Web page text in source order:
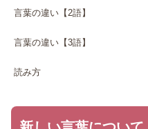
言葉の違い【2語】
言葉の違い【3語】
読み方